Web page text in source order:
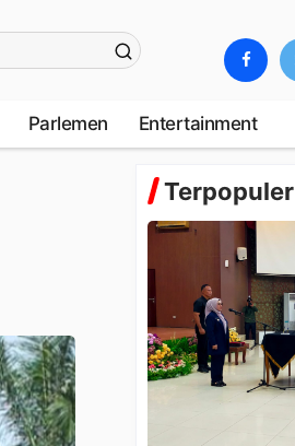
Parlemen Entertainment
Terpopuler